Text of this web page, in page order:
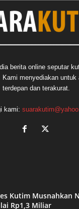
berita online seputar
menyediakan untuk
terdepan dan terakurat.
kami:
Kutim Musnahkan
Rp1,3 Miliar